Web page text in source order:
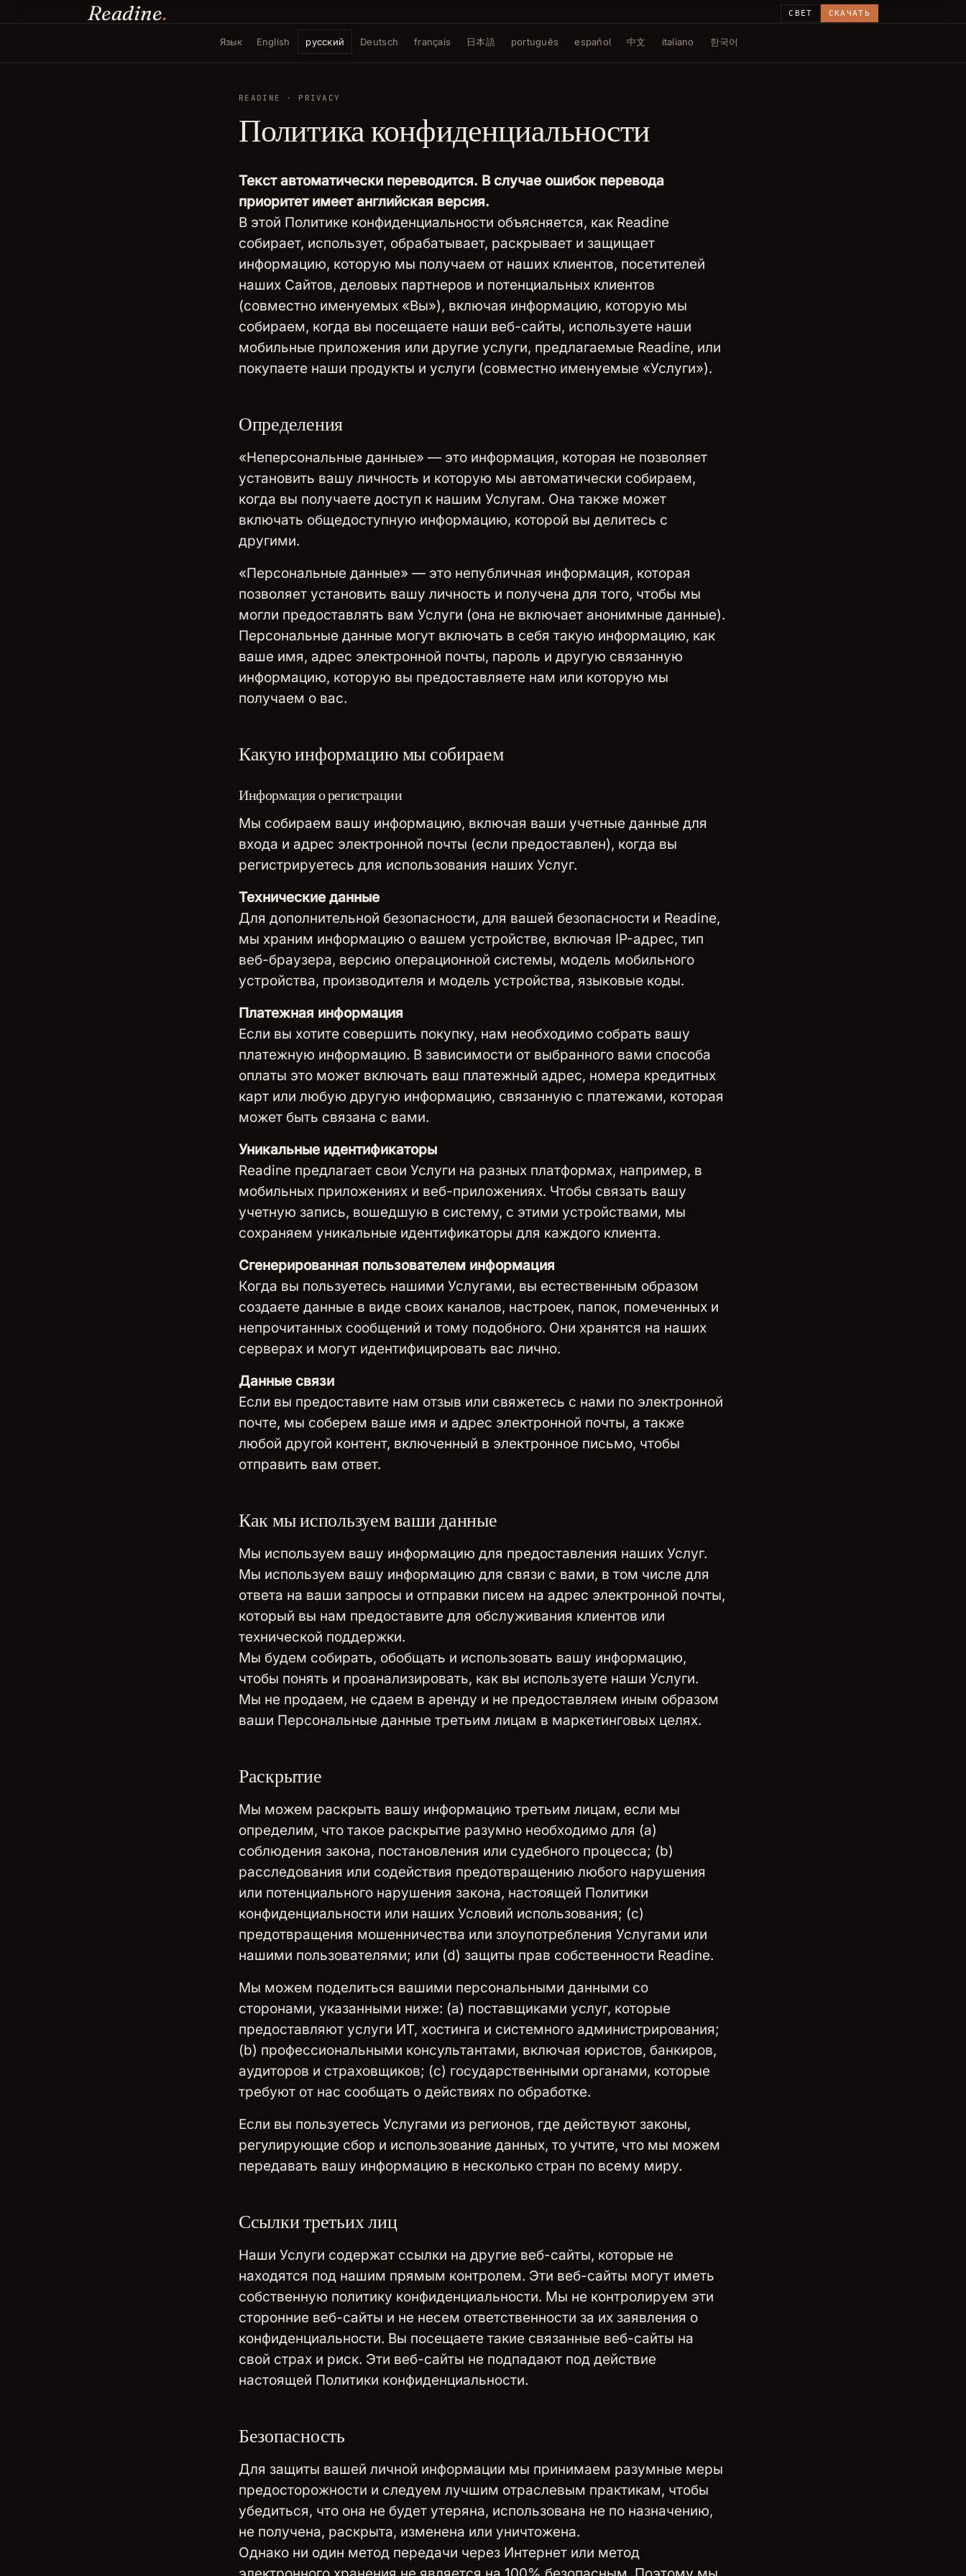
Readine. СВЕТ СКАЧАТЬ
Язык English русский Deutsch français 日本語 português español 中文 italiano 한국어
READINE · PRIVACY
Политика конфиденциальности
Текст автоматически переводится. В случае ошибок перевода
приоритет имеет английская версия.
В этой Политике конфиденциальности объясняется, как Readine
собирает, использует, обрабатывает, раскрывает и защищает
информацию, которую мы получаем от наших клиентов, посетителей
наших Сайтов, деловых партнеров и потенциальных клиентов
(совместно именуемых «Вы»), включая информацию, которую мы
собираем, когда вы посещаете наши веб-сайты, используете наши
мобильные приложения или другие услуги, предлагаемые Readine, или
покупаете наши продукты и услуги (совместно именуемые «Услуги»).
Определения
«Неперсональные данные» — это информация, которая не позволяет
установить вашу личность и которую мы автоматически собираем,
когда вы получаете доступ к нашим Услугам. Она также может
включать общедоступную информацию, которой вы делитесь с
другими.
«Персональные данные» — это непубличная информация, которая
позволяет установить вашу личность и получена для того, чтобы мы
могли предоставлять вам Услуги (она не включает анонимные данные).
Персональные данные могут включать в себя такую информацию, как
ваше имя, адрес электронной почты, пароль и другую связанную
информацию, которую вы предоставляете нам или которую мы
получаем о вас.
Какую информацию мы собираем
Информация о регистрации
Мы собираем вашу информацию, включая ваши учетные данные для
входа и адрес электронной почты (если предоставлен), когда вы
регистрируетесь для использования наших Услуг.
Технические данные
Для дополнительной безопасности, для вашей безопасности и Readine,
мы храним информацию о вашем устройстве, включая IP-адрес, тип
веб-браузера, версию операционной системы, модель мобильного
устройства, производителя и модель устройства, языковые коды.
Платежная информация
Если вы хотите совершить покупку, нам необходимо собрать вашу
платежную информацию. В зависимости от выбранного вами способа
оплаты это может включать ваш платежный адрес, номера кредитных
карт или любую другую информацию, связанную с платежами, которая
может быть связана с вами.
Уникальные идентификаторы
Readine предлагает свои Услуги на разных платформах, например, в
мобильных приложениях и веб-приложениях. Чтобы связать вашу
учетную запись, вошедшую в систему, с этими устройствами, мы
сохраняем уникальные идентификаторы для каждого клиента.
Сгенерированная пользователем информация
Когда вы пользуетесь нашими Услугами, вы естественным образом
создаете данные в виде своих каналов, настроек, папок, помеченных и
непрочитанных сообщений и тому подобного. Они хранятся на наших
серверах и могут идентифицировать вас лично.
Данные связи
Если вы предоставите нам отзыв или свяжетесь с нами по электронной
почте, мы соберем ваше имя и адрес электронной почты, а также
любой другой контент, включенный в электронное письмо, чтобы
отправить вам ответ.
Как мы используем ваши данные
Мы используем вашу информацию для предоставления наших Услуг.
Мы используем вашу информацию для связи с вами, в том числе для
ответа на ваши запросы и отправки писем на адрес электронной почты,
который вы нам предоставите для обслуживания клиентов или
технической поддержки.
Мы будем собирать, обобщать и использовать вашу информацию,
чтобы понять и проанализировать, как вы используете наши Услуги.
Мы не продаем, не сдаем в аренду и не предоставляем иным образом
ваши Персональные данные третьим лицам в маркетинговых целях.
Раскрытие
Мы можем раскрыть вашу информацию третьим лицам, если мы
определим, что такое раскрытие разумно необходимо для (a)
соблюдения закона, постановления или судебного процесса; (b)
расследования или содействия предотвращению любого нарушения
или потенциального нарушения закона, настоящей Политики
конфиденциальности или наших Условий использования; (c)
предотвращения мошенничества или злоупотребления Услугами или
нашими пользователями; или (d) защиты прав собственности Readine.
Мы можем поделиться вашими персональными данными со
сторонами, указанными ниже: (a) поставщиками услуг, которые
предоставляют услуги ИТ, хостинга и системного администрирования;
(b) профессиональными консультантами, включая юристов, банкиров,
аудиторов и страховщиков; (c) государственными органами, которые
требуют от нас сообщать о действиях по обработке.
Если вы пользуетесь Услугами из регионов, где действуют законы,
регулирующие сбор и использование данных, то учтите, что мы можем
передавать вашу информацию в несколько стран по всему миру.
Ссылки третьих лиц
Наши Услуги содержат ссылки на другие веб-сайты, которые не
находятся под нашим прямым контролем. Эти веб-сайты могут иметь
собственную политику конфиденциальности. Мы не контролируем эти
сторонние веб-сайты и не несем ответственности за их заявления о
конфиденциальности. Вы посещаете такие связанные веб-сайты на
свой страх и риск. Эти веб-сайты не подпадают под действие
настоящей Политики конфиденциальности.
Безопасность
Для защиты вашей личной информации мы принимаем разумные меры
предосторожности и следуем лучшим отраслевым практикам, чтобы
убедиться, что она не будет утеряна, использована не по назначению,
не получена, раскрыта, изменена или уничтожена.
Однако ни один метод передачи через Интернет или метод